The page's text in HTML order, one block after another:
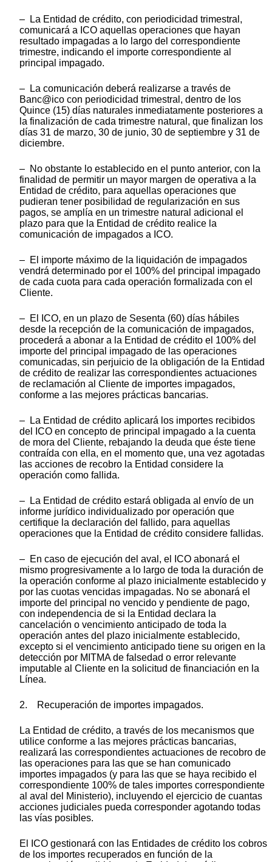
– La Entidad de crédito, con periodicidad trimestral,
comunicará a ICO aquellas operaciones que hayan
resultado impagadas a lo largo del correspondiente
trimestre, indicando el importe correspondiente al
principal impagado.
– La comunicación deberá realizarse a través de
Banc@ico con periodicidad trimestral, dentro de los
Quince (15) días naturales inmediatamente posteriores a
la finalización de cada trimestre natural, que finalizan los
días 31 de marzo, 30 de junio, 30 de septiembre y 31 de
diciembre.
– No obstante lo establecido en el punto anterior, con la
finalidad de permitir un mayor margen de operativa a la
Entidad de crédito, para aquellas operaciones que
pudieran tener posibilidad de regularización en sus
pagos, se amplía en un trimestre natural adicional el
plazo para que la Entidad de crédito realice la
comunicación de impagados a ICO.
– El importe máximo de la liquidación de impagados
vendrá determinado por el 100% del principal impagado
de cada cuota para cada operación formalizada con el
Cliente.
– El ICO, en un plazo de Sesenta (60) días hábiles
desde la recepción de la comunicación de impagados,
procederá a abonar a la Entidad de crédito el 100% del
importe del principal impagado de las operaciones
comunicadas, sin perjuicio de la obligación de la Entidad
de crédito de realizar las correspondientes actuaciones
de reclamación al Cliente de importes impagados,
conforme a las mejores prácticas bancarias.
– La Entidad de crédito aplicará los importes recibidos
del ICO en concepto de principal impagado a la cuenta
de mora del Cliente, rebajando la deuda que éste tiene
contraída con ella, en el momento que, una vez agotadas
las acciones de recobro la Entidad considere la
operación como fallida.
– La Entidad de crédito estará obligada al envío de un
informe jurídico individualizado por operación que
certifique la declaración del fallido, para aquellas
operaciones que la Entidad de crédito considere fallidas.
– En caso de ejecución del aval, el ICO abonará el
mismo progresivamente a lo largo de toda la duración de
la operación conforme al plazo inicialmente establecido y
por las cuotas vencidas impagadas. No se abonará el
importe del principal no vencido y pendiente de pago,
con independencia de si la Entidad declara la
cancelación o vencimiento anticipado de toda la
operación antes del plazo inicialmente establecido,
excepto si el vencimiento anticipado tiene su origen en la
detección por MITMA de falsedad o error relevante
imputable al Cliente en la solicitud de financiación en la
Línea.
2. Recuperación de importes impagados.
La Entidad de crédito, a través de los mecanismos que
utilice conforme a las mejores prácticas bancarias,
realizará las correspondientes actuaciones de recobro de
las operaciones para las que se han comunicado
importes impagados (y para las que se haya recibido el
correspondiente 100% de tales importes correspondiente
al aval del Ministerio), incluyendo el ejercicio de cuantas
acciones judiciales pueda corresponder agotando todas
las vías posibles.
El ICO gestionará con las Entidades de crédito los cobros
de los importes recuperados en función de la